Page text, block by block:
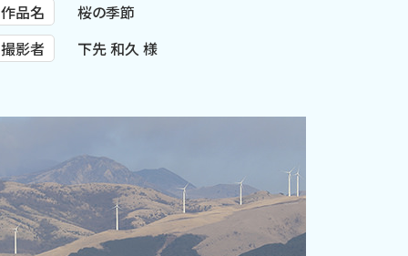
作品名
桜の季節
撮影者
下先 和久 様